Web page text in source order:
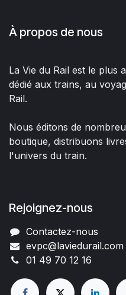
À propos de nous
La Vie du Rail est le plus
dédié aux trains, au
Rail.
Nous éditons de
boutique, distribuons
l'univers du train.
Rejoignez-nous
Contactez-nous
evpc@laviedurail.com
01 49 70 12 16